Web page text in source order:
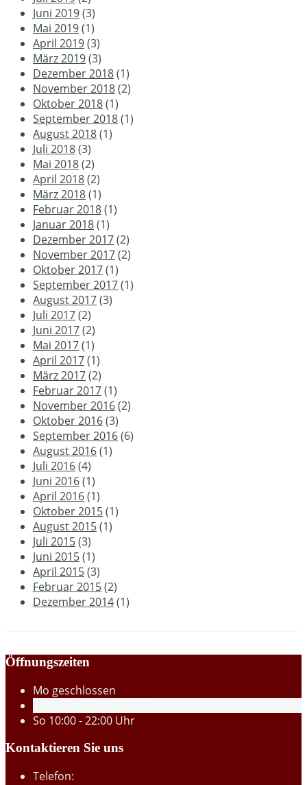
Juni 2019(3)
Mai 2019(1)
April 2019(3)
März 2019(3)
Dezember 2018(1)
November 2018(2)
Oktober 2018(1)
September 2018(1)
August 2018(1)
Juli 2018(3)
Mai 2018(2)
April 2018(2)
März 2018(1)
Februar 2018(1)
Januar 2018(1)
Dezember 2017(2)
November 2017(2)
Oktober 2017(1)
September 2017(1)
August 2017(3)
Juli 2017(2)
Juni 2017(2)
Mai 2017(1)
April 2017(1)
März 2017(2)
Februar 2017(1)
November 2016(2)
Oktober 2016(3)
September 2016(6)
August 2016(1)
Juli 2016(4)
Juni 2016(1)
April 2016(1)
Oktober 2015(1)
August 2015(1)
Juli 2015(3)
Juni 2015(1)
April 2015(3)
Februar 2015(2)
Dezember 2014(1)
Öffnungszeiten
Mo geschlossen
So 10:00 - 22:00 Uhr
Kontaktieren Sie uns
Telefon: